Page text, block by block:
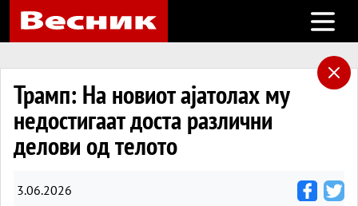
Open
Трамп: На новиот ајатолах му
недостигаат доста различни
делови од телото
3.06.2026